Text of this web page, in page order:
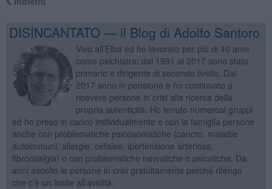
DISINCANTATO — il Blog di Adolfo Santoro
Vivo all’Elba ed ho lavorato per più di 40 anni
come psichiatra; dal 1991 al 2017 sono stato
primario e dirigente di secondo livello. Dal
2017 sono in pensione e ho continuato a
ricevere persone in crisi alla ricerca della
propria autenticità. Ho tenuto numerosi gruppi
ed ho preso in carico individualmente e con la famiglia persone
anche con problematiche psicosomatiche (cancro, malattie
autoimmuni, allergie, cefalee, ipertensione arteriosa,
fibromialgia) o con problematiche nevrotiche o psicotiche. Da
anni ascolto le persone in crisi gratuitamente perché ritengo
che c’è un limite all’avidità.